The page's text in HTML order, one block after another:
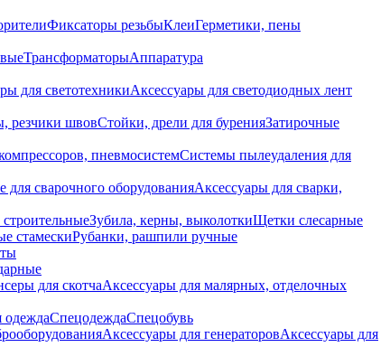
Фиксаторы резьбыКлеиГерметики, пены
ТрансформаторыАппаратура
для светотехникиАксессуары для светодиодных лент
резчики швовСтойки, дрели для буренияЗатирочные
пневмосистемСистемы пылеудаления для
сварочного оборудованияАксессуары для сварки,
Зубила, керны, выколоткиЩетки слесарные
стамескиРубанки, рашпили ручные
для скотчаАксессуары для малярных, отделочных
одеждаСпецодеждаСпецобувь
Аксессуары для генераторовАксессуары для